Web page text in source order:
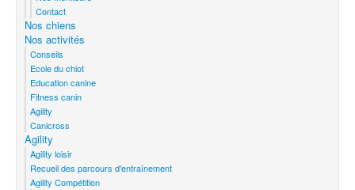
Contact
Nos chiens
Nos activités
Conseils
Ecole du chiot
Education canine
Fitness canin
Agility
Canicross
Agility
Agility loisir
Recueil des parcours d'entraînement
Agility Compétition